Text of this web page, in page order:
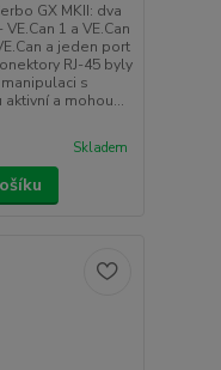
GX MKII: dva
1 a VE.Can
a jeden port
RJ-45 byly
s
a mohou...
Skladem